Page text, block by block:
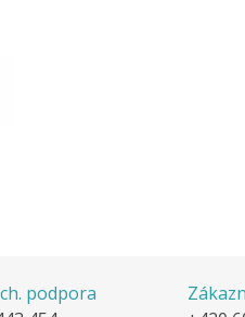
podpora